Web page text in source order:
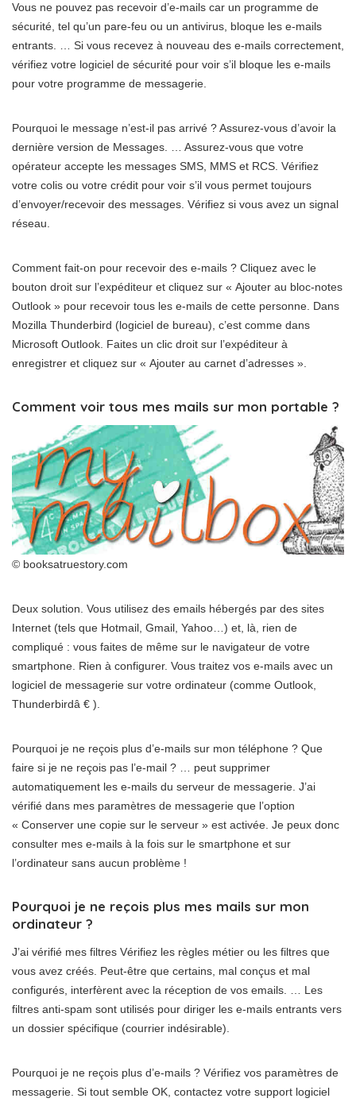
Vous ne pouvez pas recevoir d’e-mails car un programme de
sécurité, tel qu’un pare-feu ou un antivirus, bloque les e-mails
entrants. … Si vous recevez à nouveau des e-mails correctement,
vérifiez votre logiciel de sécurité pour voir s’il bloque les e-mails
pour votre programme de messagerie.
Pourquoi le message n’est-il pas arrivé ? Assurez-vous d’avoir la
dernière version de Messages. … Assurez-vous que votre
opérateur accepte les messages SMS, MMS et RCS. Vérifiez
votre colis ou votre crédit pour voir s’il vous permet toujours
d’envoyer/recevoir des messages. Vérifiez si vous avez un signal
réseau.
Comment fait-on pour recevoir des e-mails ? Cliquez avec le
bouton droit sur l’expéditeur et cliquez sur « Ajouter au bloc-notes
Outlook » pour recevoir tous les e-mails de cette personne. Dans
Mozilla Thunderbird (logiciel de bureau), c’est comme dans
Microsoft Outlook. Faites un clic droit sur l’expéditeur à
enregistrer et cliquez sur « Ajouter au carnet d’adresses ».
Comment voir tous mes mails sur mon portable ?
© booksatruestory.com
Deux solution. Vous utilisez des emails hébergés par des sites
Internet (tels que Hotmail, Gmail, Yahoo…) et, là, rien de
compliqué : vous faites de même sur le navigateur de votre
smartphone. Rien à configurer. Vous traitez vos e-mails avec un
logiciel de messagerie sur votre ordinateur (comme Outlook,
Thunderbirdâ € ).
Pourquoi je ne reçois plus d’e-mails sur mon téléphone ? Que
faire si je ne reçois pas l’e-mail ? … peut supprimer
automatiquement les e-mails du serveur de messagerie. J’ai
vérifié dans mes paramètres de messagerie que l’option
« Conserver une copie sur le serveur » est activée. Je peux donc
consulter mes e-mails à la fois sur le smartphone et sur
l’ordinateur sans aucun problème !
Pourquoi je ne reçois plus mes mails sur mon
ordinateur ?
J’ai vérifié mes filtres Vérifiez les règles métier ou les filtres que
vous avez créés. Peut-être que certains, mal conçus et mal
configurés, interfèrent avec la réception de vos emails. … Les
filtres anti-spam sont utilisés pour diriger les e-mails entrants vers
un dossier spécifique (courrier indésirable).
Pourquoi je ne reçois plus d’e-mails ? Vérifiez vos paramètres de
messagerie. Si tout semble OK, contactez votre support logiciel